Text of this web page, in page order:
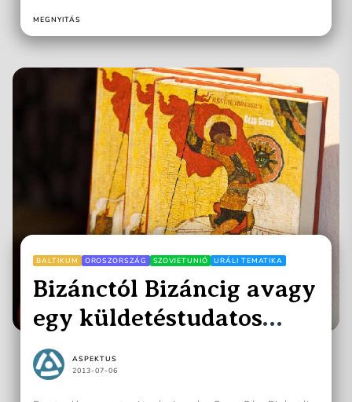
MEGNYITÁS
BALTIKUM OROSZORSZÁG SZOVJETUNIÓ URÁLI TEMATIKA
Bizánctól Bizáncig avagy
egy küldetéstudatos
országASPEKTUS
2013-07-06